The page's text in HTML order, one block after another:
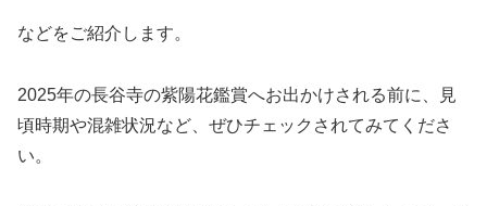
などをご紹介します。
2025年の長谷寺の紫陽花鑑賞へお出かけされる前に、見
頃時期や混雑状況など、ぜひチェックされてみてくださ
い。